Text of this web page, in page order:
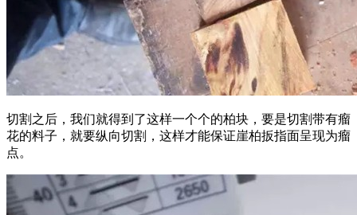
切割之后，我们就得到了这样一个个的柏块，要是切割带有瘤
花的料子，就要纵向切割，这样才能保证崖柏扳指面呈现为瘤
点。